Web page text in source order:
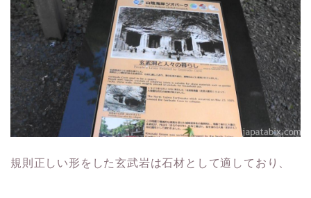
規則正しい形をした玄武岩は石材として適しており、